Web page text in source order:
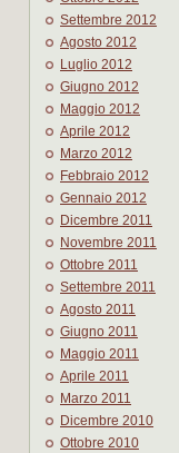
Settembre 2012
Agosto 2012
Luglio 2012
Giugno 2012
Maggio 2012
Aprile 2012
Marzo 2012
Febbraio 2012
Gennaio 2012
Dicembre 2011
Novembre 2011
Ottobre 2011
Settembre 2011
Agosto 2011
Giugno 2011
Maggio 2011
Aprile 2011
Marzo 2011
Dicembre 2010
Ottobre 2010